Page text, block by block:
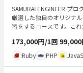
SAMURAI ENGINEER プ
厳選した独自のオリジナ
習をするコースです。こ
173,000円/1回 99,000
Ruby
PHP